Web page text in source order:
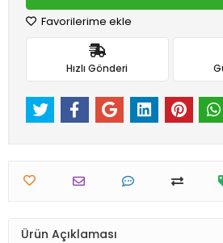
Favorilerime ekle
Hızlı Gönderi
Ürün Açıklaması